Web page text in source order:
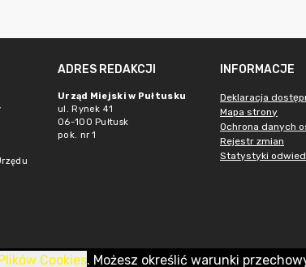
ADRES REDAKCJI
Urząd Miejski w Pułtusku
ul. Rynek 41
06-100 Pułtusk
pok. nr 1
INFORMACJE
Deklaracja
Mapa strony
Ochrona danych
Rejestr zmian
Statystyki
Cookies. Możesz określić warunki